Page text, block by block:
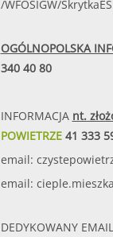
/WFOSIGW/
OGÓLNOPOLSKA
340 40 80
INFORMACJA nt.
POWIETRZE41 333
email:
email:
DEDYKOWANY